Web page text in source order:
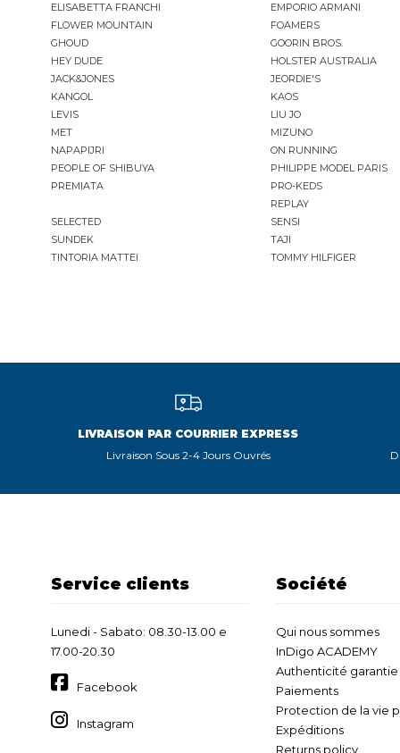
ELISABETTA FRANCHI
EMPORIO ARMANI
FLOWER MOUNTAIN
FOAMERS
GHOUD
GOORIN BROS.
HEY DUDE
HOLSTER AUSTRALIA
JACK&JONES
JEORDIE'S
KANGOL
KAOS
LEVIS
LIU JO
MET
MIZUNO
NAPAPIJRI
ON RUNNING
PEOPLE OF SHIBUYA
PHILIPPE MODEL PARIS
PREMIATA
PRO-KEDS
REPLAY
SELECTED
SENSI
SUNDEK
TAJI
TINTORIA MATTEI
TOMMY HILFIGER
LIVRAISON PAR COURRIER EXPRESS
Livraison Sous 2-4 Jours Ouvrés
Service clients
Lunedi - Sabato: 08.30-13.00 e
17.00-20.30
Facebook
Instagram
Société
Qui nous sommes
InDigo ACADEMY
Authenticité garantie
Paiements
Protection de la vie
Expéditions
Returns policy